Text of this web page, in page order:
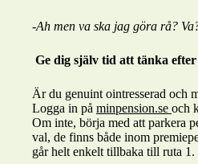
-Ah men va ska jag göra rå?
Ge dig själv tid att tänka
Är du genuint ointresserad och
Logga in på minpension.se och
Om inte, börja med att parkera
val, de finns både inom
går helt enkelt tillbaka till ruta 1.